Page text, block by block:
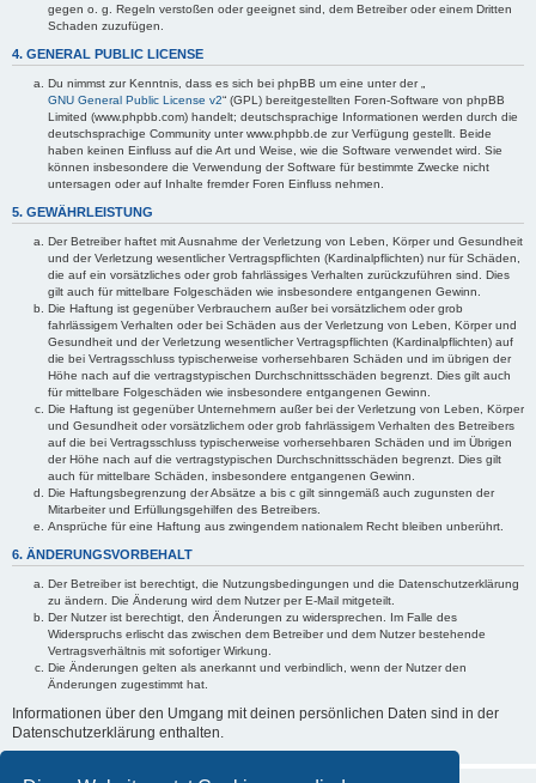
gegen o. g. Regeln verstoßen oder geeignet sind, dem Betreiber oder einem Dritten
Schaden zuzufügen.
4. GENERAL PUBLIC LICENSE
Du nimmst zur Kenntnis, dass es sich bei phpBB um eine unter der „
GNU General Public License v2“ (GPL) bereitgestellten Foren-Software von phpBB
Limited (www.phpbb.com) handelt; deutschsprachige Informationen werden durch die
deutschsprachige Community unter www.phpbb.de zur Verfügung gestellt. Beide
haben keinen Einfluss auf die Art und Weise, wie die Software verwendet wird. Sie
können insbesondere die Verwendung der Software für bestimmte Zwecke nicht
untersagen oder auf Inhalte fremder Foren Einfluss nehmen.
5. GEWÄHRLEISTUNG
Der Betreiber haftet mit Ausnahme der Verletzung von Leben, Körper und Gesundheit
und der Verletzung wesentlicher Vertragspflichten (Kardinalpflichten) nur für Schäden,
die auf ein vorsätzliches oder grob fahrlässiges Verhalten zurückzuführen sind. Dies
gilt auch für mittelbare Folgeschäden wie insbesondere entgangenen Gewinn.
Die Haftung ist gegenüber Verbrauchern außer bei vorsätzlichem oder grob
fahrlässigem Verhalten oder bei Schäden aus der Verletzung von Leben, Körper und
Gesundheit und der Verletzung wesentlicher Vertragspflichten (Kardinalpflichten) auf
die bei Vertragsschluss typischerweise vorhersehbaren Schäden und im übrigen der
Höhe nach auf die vertragstypischen Durchschnittsschäden begrenzt. Dies gilt auch
für mittelbare Folgeschäden wie insbesondere entgangenen Gewinn.
Die Haftung ist gegenüber Unternehmern außer bei der Verletzung von Leben, Körper
und Gesundheit oder vorsätzlichem oder grob fahrlässigem Verhalten des Betreibers
auf die bei Vertragsschluss typischerweise vorhersehbaren Schäden und im Übrigen
der Höhe nach auf die vertragstypischen Durchschnittsschäden begrenzt. Dies gilt
auch für mittelbare Schäden, insbesondere entgangenen Gewinn.
Die Haftungsbegrenzung der Absätze a bis c gilt sinngemäß auch zugunsten der
Mitarbeiter und Erfüllungsgehilfen des Betreibers.
Ansprüche für eine Haftung aus zwingendem nationalem Recht bleiben unberührt.
6. ÄNDERUNGSVORBEHALT
Der Betreiber ist berechtigt, die Nutzungsbedingungen und die Datenschutzerklärung
zu ändern. Die Änderung wird dem Nutzer per E-Mail mitgeteilt.
Der Nutzer ist berechtigt, den Änderungen zu widersprechen. Im Falle des
Widerspruchs erlischt das zwischen dem Betreiber und dem Nutzer bestehende
Vertragsverhältnis mit sofortiger Wirkung.
Die Änderungen gelten als anerkannt und verbindlich, wenn der Nutzer den
Änderungen zugestimmt hat.
Informationen über den Umgang mit deinen persönlichen Daten sind in der
Datenschutzerklärung enthalten.